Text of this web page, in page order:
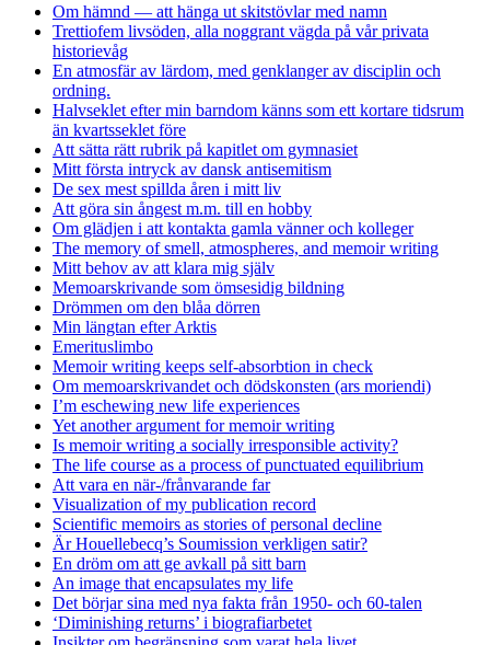
Om hämnd — att hänga ut skitstövlar med namn
Trettiofem livsöden, alla noggrant vägda på vår privata
historievåg
En atmosfär av lärdom, med genklanger av disciplin och
ordning.
Halvseklet efter min barndom känns som ett kortare tidsrum
än kvartsseklet före
Att sätta rätt rubrik på kapitlet om gymnasiet
Mitt första intryck av dansk antisemitism
De sex mest spillda åren i mitt liv
Att göra sin ångest m.m. till en hobby
Om glädjen i att kontakta gamla vänner och kolleger
The memory of smell, atmospheres, and memoir writing
Mitt behov av att klara mig själv
Memoarskrivande som ömsesidig bildning
Drömmen om den blåa dörren
Min längtan efter Arktis
Emerituslimbo
Memoir writing keeps self-absorbtion in check
Om memoarskrivandet och dödskonsten (ars moriendi)
I’m eschewing new life experiences
Yet another argument for memoir writing
Is memoir writing a socially irresponsible activity?
The life course as a process of punctuated equilibrium
Att vara en när-/frånvarande far
Visualization of my publication record
Scientific memoirs as stories of personal decline
Är Houellebecq’s Soumission verkligen satir?
En dröm om att ge avkall på sitt barn
An image that encapsulates my life
Det börjar sina med nya fakta från 1950- och 60-talen
‘Diminishing returns’ i biografiarbetet